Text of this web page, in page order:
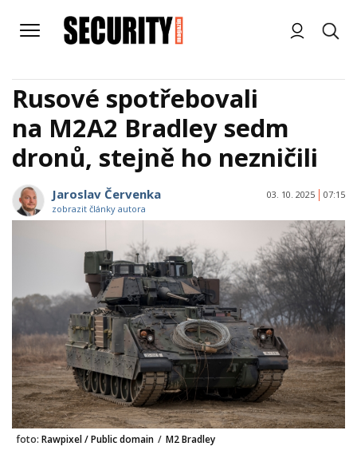
Rusové spotřebovali
na M2A2 Bradley sedm
dronů, stejně ho nezničili
Jaroslav Červenka
zobrazit články autora
03. 10. 2025 07:15
foto: Rawpixel / Public domain / M2 Bradley